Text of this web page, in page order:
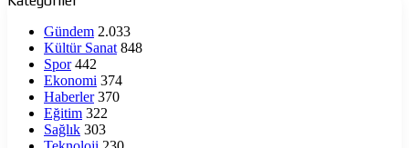
Gündem 2.033
Kültür Sanat 848
Spor 442
Ekonomi 374
Haberler 370
Eğitim 322
Sağlık 303